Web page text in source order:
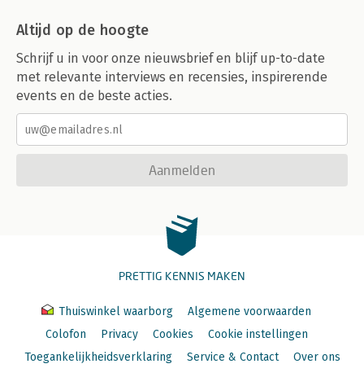
Altijd op de hoogte
Schrijf u in voor onze nieuwsbrief en blijf up-to-date
met relevante interviews en recensies, inspirerende
events en de beste acties.
Aanmelden
PRETTIG KENNIS MAKEN
Thuiswinkel waarborg
Algemene voorwaarden
Colofon
Privacy Cookies
Cookie instellingen
Toegankelijkheidsverklaring
Service & Contact Over ons